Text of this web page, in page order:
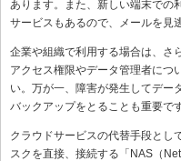
あります。また、新しい端末での
サービスもあるので、メールを見
企業や組織で利用する場合は、さ
アクセス権限やデータ管理者につ
い。万が一、障害が発生してデー
バックアップをとることも重要です
クラウドサービスの代替手段とし
スクを直接、接続する「NAS（